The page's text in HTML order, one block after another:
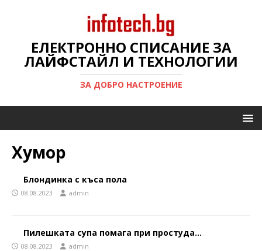
ЕЛЕКТРОННО СПИСАНИЕ ЗА
ЛАЙФСТАЙЛ И ТЕХНОЛОГИИ
ЗА ДОБРО НАСТРОЕНИЕ
Хумор
Блондинка с къса пола
08.08.2023 admin
Пилешката супа помага при простуда…
08.08.2023 admin